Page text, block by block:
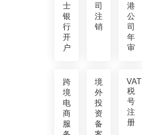
士
银
行
开
户
司
注
销
港
公
司
年
审
跨
境
电
商
服
境
外
投
资
备
VAT
税
号
注
册